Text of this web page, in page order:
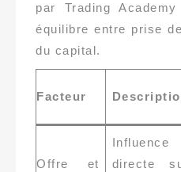
par Trading
équilibre entre prise
du capital.
Facteur
Offre et
Influence
directe